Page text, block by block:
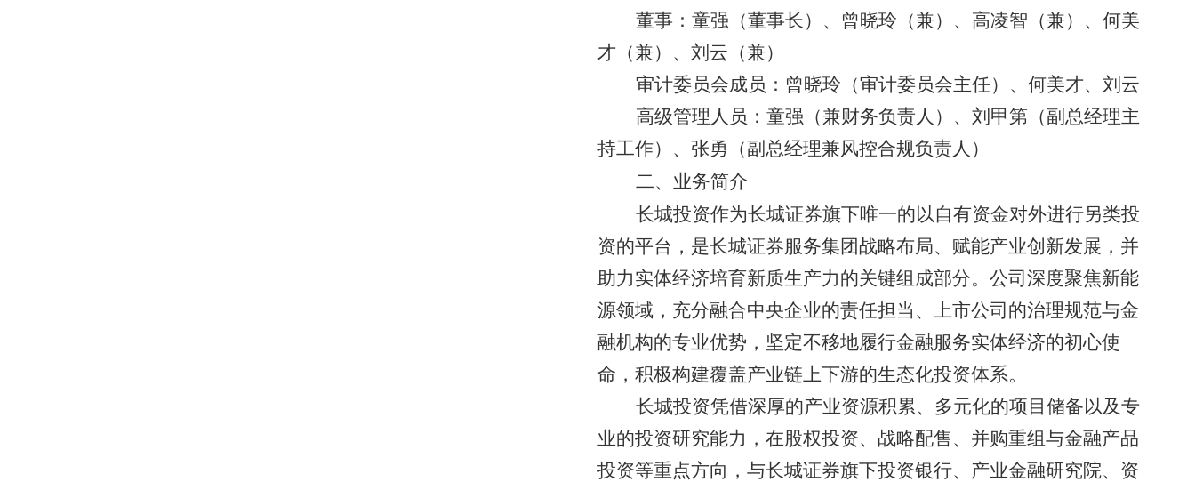
董事 ：童强（董事长）、曾晓玲（兼）、高凌智（兼）、何美
才（兼）、刘云（兼）
审计委员会成员 ：曾晓玲（审计委员会主任）、何美才、刘云
高级管理人员 ：童强（兼财务负责人）、刘甲第（副总经理主
持工作）、张勇（副总经理兼风控合规负责人）
二、业务简介
长城投资作为长城证券旗下唯一的以自有资金对外进行另类投
资的平台，是长城证券服务集团战略布局、赋能产业创新发展，并
助力实体经济培育新质生产力的关键组成部分。公司深度聚焦新能
源领域，充分融合中央企业的责任担当、上市公司的治理规范与金
融机构的专业优势，坚定不移地履行金融服务实体经济的初心使
命，积极构建覆盖产业链上下游的生态化投资体系。
长城投资凭借深厚的产业资源积累、多元化的项目储备以及专
业的投资研究能力，在股权投资、战略配售、并购重组与金融产品
投资等重点方向，与长城证券旗下投资银行、产业金融研究院、资